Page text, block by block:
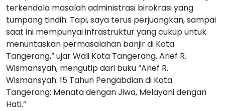
terkendala masalah administrasi birokrasi yang
tumpang tindih. Tapi, saya terus perjuangkan, sampai
saat ini mempunyai infrastruktur yang cukup untuk
menuntaskan permasalahan banjir di Kota
Tangerang,” ujar Wali Kota Tangerang, Arief R.
Wismansyah, mengutip dari buku “Arief R.
Wismansyah: 15 Tahun Pengabdian di Kota
Tangerang: Menata dengan Jiwa, Melayani dengan
Hati.”